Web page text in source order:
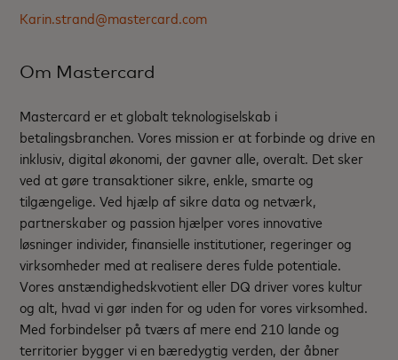
Karin.strand@mastercard.com
Om Mastercard
Mastercard er et globalt teknologiselskab i
betalingsbranchen. Vores mission er at forbinde og drive en
inklusiv, digital økonomi, der gavner alle, overalt. Det sker
ved at gøre transaktioner sikre, enkle, smarte og
tilgængelige. Ved hjælp af sikre data og netværk,
partnerskaber og passion hjælper vores innovative
løsninger individer, finansielle institutioner, regeringer og
virksomheder med at realisere deres fulde potentiale.
Vores anstændighedskvotient eller DQ driver vores kultur
og alt, hvad vi gør inden for og uden for vores virksomhed.
Med forbindelser på tværs af mere end 210 lande og
territorier bygger vi en bæredygtig verden, der åbner